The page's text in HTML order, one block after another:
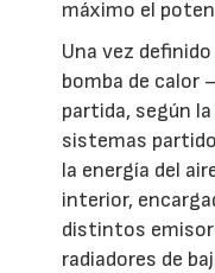
máximo el
Una vez
bomba de calor
partida, según
sistemas
la energía del
interior,
distintos
radiadores de